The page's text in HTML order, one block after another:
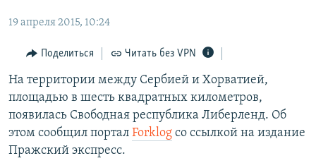
главной
навигации
Вернутся
поиску
11 ЛЕТ ОККУПАЦИИ КРЫМА. 11 ИСТОРИЙ СОПРОТИВЛЕНИЯ
ЕЩЕ
ИНТЕРАКТИВ
ИНФОГРАФИКА
ТЕЛЕПРОЕКТ КРЫМ.РЕАЛИИ
СОВЕТЫ ПРАВОЗАЩИТНИКОВ
ПРОПАВШИЕ БЕЗ ВЕСТИ
РАДІО СВОБОДА
КАК ОБОЙТИ БЛОКИРОВКУ
Українською
Qırımtatar
19 апреля 2015, 10:24
Поделиться Читать без VPN
На территории между Сербией и Хорватией,
площадью в шесть квадратных километров,
появилась Свободная республика Либерленд. Об
этом сообщил портал Forklog со ссылкой на издание
Пражский экспресс.